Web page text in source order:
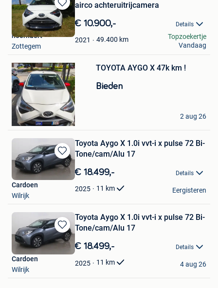
Bewaren
in
Mijn
Favorieten
airco achteruitrijcamera
€ 10.900,- Details
2021 49.400 km
hoornaert
Zottegem
Topzoekertje
Vandaag
in
Mijn
Favorieten
TOYOTA AYGO X 47k km !
Bieden
Bilal
Vilvoorde
2 aug 26
Bewaren
in
Favorieten
Toyota Aygo X 1.0i vvt-i x pulse 72 Bi-
Tone/cam/Alu 17
€ 18.499,- Details
2025 11 km
Cardoen
Wilrijk
Eergisteren
Bewaren
in
Mijn
Favorieten
Toyota Aygo X 1.0i vvt-i x pulse 72 Bi-
Tone/cam/Alu 17
€ 18.499,- Details
2025 11 km
Cardoen
Wilrijk
4 aug 26